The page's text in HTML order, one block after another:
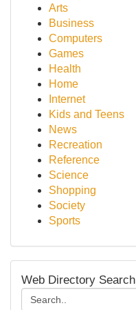
Arts
Business
Computers
Games
Health
Home
Internet
Kids and Teens
News
Recreation
Reference
Science
Shopping
Society
Sports
Web Directory Search